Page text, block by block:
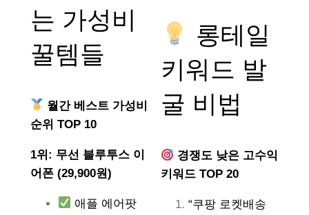
는 가성비
꿀템들
월간 베스트 가성비
순위 TOP 10
1위: 무선 블루투스 이
어폰 (29,900원)
애플 에어팟
롱테일
키워드 발
굴 비법
경쟁도 낮은 고수익
키워드 TOP 20
“쿠팡 로켓배송